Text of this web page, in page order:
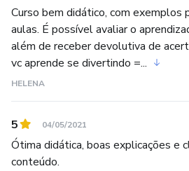
Curso bem didático, com exemplos
aulas. É possível avaliar o
além de receber devolutiva de
vc aprende se divertindo =...
HELENA
5 04/05/2021
Ótima didática, boas explicações e
conteúdo.